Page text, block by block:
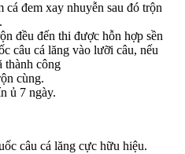
đem xay nhuyễn sau đó trộn
đều đến thi được hỗn hợp sền
câu cá lăng vào lưỡi câu, nếu
thành công
cùng.
ủ 7 ngày.
câu cá lăng cực hữu hiệu.